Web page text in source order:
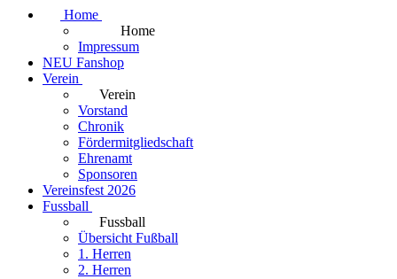
Home
Home
Impressum
NEU Fanshop
Verein
Verein
Vorstand
Chronik
Fördermitgliedschaft
Ehrenamt
Sponsoren
Vereinsfest 2026
Fussball
Fussball
Übersicht Fußball
1. Herren
2. Herren